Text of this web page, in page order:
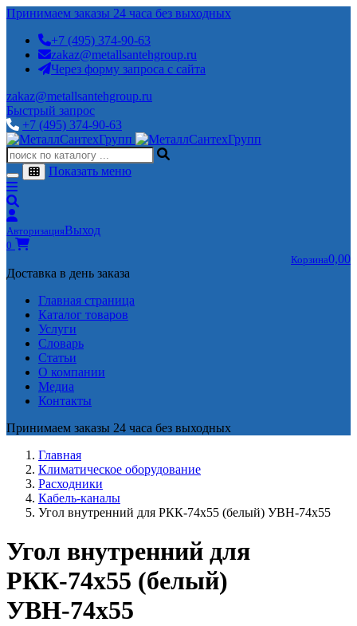
Принимаем заказы 24 часа без выходных
+7 (495) 374-90-63
zakaz@metallsantehgroup.ru
Через форму запроса с сайта
zakaz@metallsantehgroup.ru
Быстрый запрос
+7 (495) 374-90-63
Показать меню
АвторизацияВыход
0
Корзина0,00
Доставка в день заказа
Главная страница
Каталог товаров
Услуги
Словарь
Статьи
О компании
Медиа
Контакты
Принимаем заказы 24 часа без выходных
Главная
Климатическое оборудование
Расходники
Кабель-каналы
Угол внутренний для РКК-74х55 (белый) УВН-74х55
Угол внутренний для
РКК-74х55 (белый)
УВН-74х55